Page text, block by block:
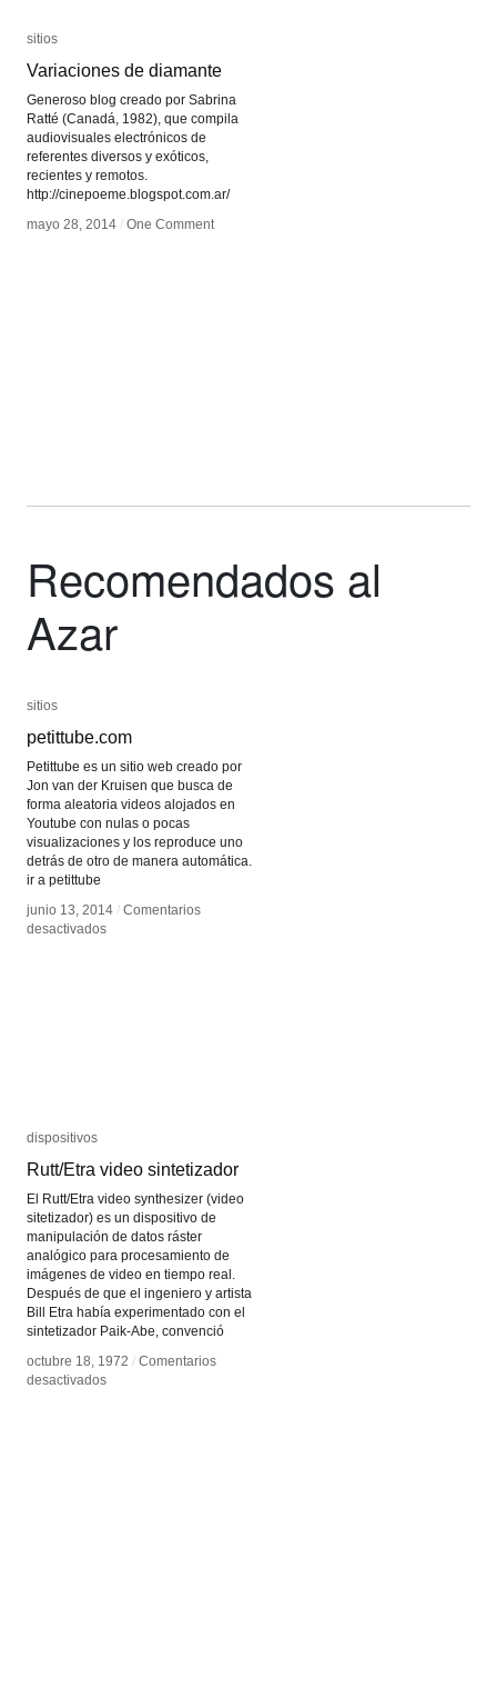
sitios
Variaciones de diamante
Generoso blog creado por Sabrina
Ratté (Canadá, 1982), que compila
audiovisuales electrónicos de
referentes diversos y exóticos,
recientes y remotos.
http://cinepoeme.blogspot.com.ar/
mayo 28, 2014 / One Comment
sitios
Variaciones de diamante
mayo 28, 2014 / One Comment
Recomendados al
Azar
sitios
petittube.com
Petittube es un sitio web creado por
Jon van der Kruisen que busca de
forma aleatoria videos alojados en
Youtube con nulas o pocas
visualizaciones y los reproduce uno
detrás de otro de manera automática.
ir a petittube
junio 13, 2014 / Comentarios
desactivadosen
sitios
petittube.com
junio 13, 2014 / Comentarios
desactivadosen
dispositivos
Rutt/Etra video sintetizador
El Rutt/Etra video synthesizer (video
sitetizador) es un dispositivo de
manipulación de datos ráster
analógico para procesamiento de
imágenes de video en tiempo real.
Después de que el ingeniero y artista
Bill Etra había experimentado con el
sintetizador Paik-Abe, convenció
octubre 18, 1972 / Comentarios
desactivadosen
dispositivos
Rutt/Etra video sintetizador
octubre 18, 1972 / Comentarios
desactivadosen